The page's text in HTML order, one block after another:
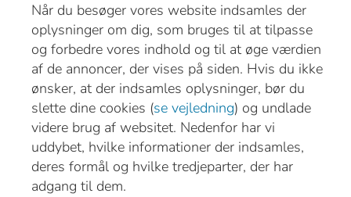
Når du besøger vores website indsamles der
oplysninger om dig, som bruges til at tilpasse
og forbedre vores indhold og til at øge værdien
af de annoncer, der vises på siden. Hvis du ikke
ønsker, at der indsamles oplysninger, bør du
slette dine cookies (se vejledning) og undlade
videre brug af websitet. Nedenfor har vi
uddybet, hvilke informationer der indsamles,
deres formål og hvilke tredjeparter, der har
adgang til dem.